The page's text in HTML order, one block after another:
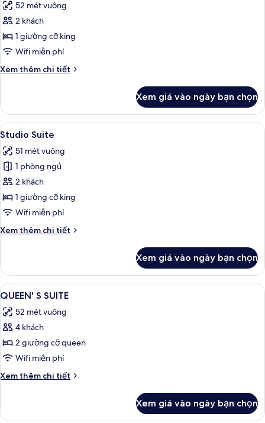
Superior
cả
ảnh
CORNER
SUITE
52 mét vuông
2 khách
1 giường cỡ king
Wifi miễn phí
Xem thêm chi tiết
Chi
CORNER
SUITE
Xem giá vào ngày bạn chọn
Xem
tất
cả
ảnh
Studio
Suite
Bộ đồ giường cao cấp, chăn bông,
4
Studio Suite
51 mét vuông
1 phòng ngủ
2 khách
1 giường cỡ king
Wifi miễn phí
Xem thêm chi tiết
Chi
Studio
Suite
Xem giá vào ngày bạn chọn
Xem
tất
cả
ảnh
QUEEN'
S
SUITE
Bộ đồ giường cao cấp, chăn bông,
7
QUEEN' S SUITE
52 mét vuông
4 khách
2 giường cỡ queen
Wifi miễn phí
Xem thêm chi tiết
Chi
QUEEN'
Xem giá vào ngày bạn chọn